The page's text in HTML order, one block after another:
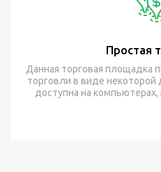
Простая
Данная торговая площадка
торговли в виде некоторой
доступна на